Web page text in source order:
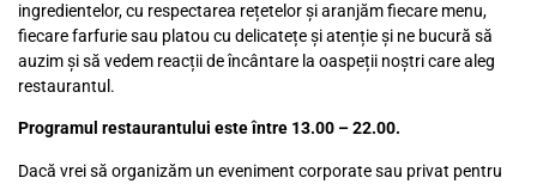
ingredientelor, cu respectarea rețetelor și aranjăm fiecare menu,
fiecare farfurie sau platou cu delicatețe și atenție și ne bucură să
auzim și să vedem reacții de încântare la oaspeții noștri care aleg
restaurantul.
Programul restaurantului este între 13.00 – 22.00.
Dacă vrei să organizăm un eveniment corporate sau privat pentru